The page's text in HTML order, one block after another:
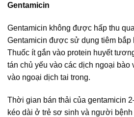
Gentamicin
Gentamicin không được hấp thu
Gentamicin được sử dụng tiêm bắp
Thuốc ít gắn vào protein huyết
tán chủ yếu vào các dịch ngoại bào
vào ngoại dịch tai trong.
Thời gian bán thải của gentamicin
kéo dài ở trẻ sơ sinh và người bệnh